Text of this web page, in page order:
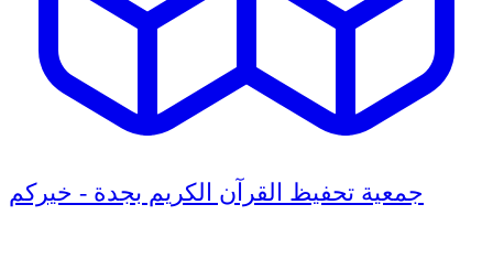
جمعية تحفيظ القرآن الكريم بجدة - خيركم